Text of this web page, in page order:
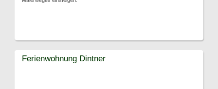
Ferienwohnung Dintner